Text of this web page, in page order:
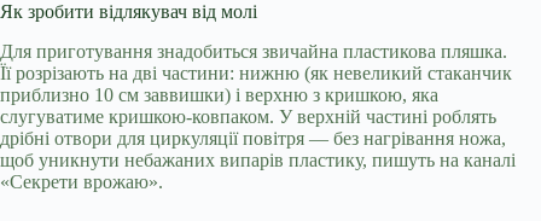
Як зробити відлякувач від молі
Для приготування знадобиться звичайна пластикова пляшка.
Її розрізають на дві частини: нижню (як невеликий стаканчик
приблизно 10 см заввишки) і верхню з кришкою, яка
слугуватиме кришкою-ковпаком. У верхній частині роблять
дрібні отвори для циркуляції повітря — без нагрівання ножа,
щоб уникнути небажаних випарів пластику, пишуть на каналі
«Секрети врожаю».